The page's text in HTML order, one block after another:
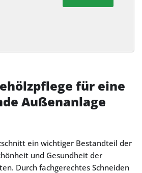
für eine
Außenanlage
ein wichtiger Bestandteil der
und Gesundheit der
Durch fachgerechtes Schneiden